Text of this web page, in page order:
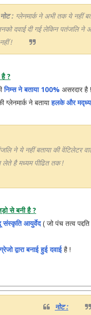
नोट :ग्लेनमार्क ने अभी तक ये नहीं
दवाई दी गई लेकिन पतंजलि ने
!
है ?
निम्स ने बताया 100% असरदार है !
ग्लेनमार्क ने बतायाहलके और
ने ये नहीं बताया की वेंटिलेटर
लेते है मध्यम पीढित तक !
से बनी है ?
संस्कृति आयुर्वेद( जो पंच तत्व
द्वारा बनाई हुई दवाईहै !
नोट :